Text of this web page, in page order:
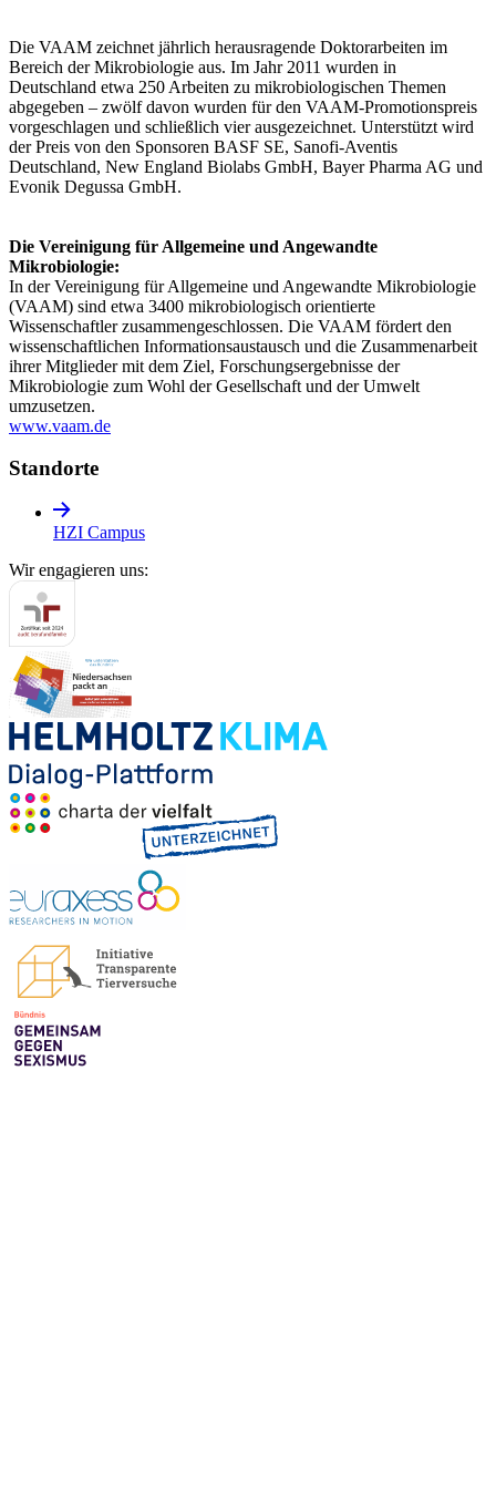
Die VAAM zeichnet jährlich herausragende Doktorarbeiten im
Bereich der Mikrobiologie aus. Im Jahr 2011 wurden in
Deutschland etwa 250 Arbeiten zu mikrobiologischen Themen
abgegeben – zwölf davon wurden für den VAAM-Promotionspreis
vorgeschlagen und schließlich vier ausgezeichnet. Unterstützt wird
der Preis von den Sponsoren BASF SE, Sanofi-Aventis
Deutschland, New England Biolabs GmbH, Bayer Pharma AG und
Evonik Degussa GmbH.
Die Vereinigung für Allgemeine und Angewandte
Mikrobiologie:
In der Vereinigung für Allgemeine und Angewandte Mikrobiologie
(VAAM) sind etwa 3400 mikrobiologisch orientierte
Wissenschaftler zusammengeschlossen. Die VAAM fördert den
wissenschaftlichen Informationsaustausch und die Zusammenarbeit
ihrer Mitglieder mit dem Ziel, Forschungsergebnisse der
Mikrobiologie zum Wohl der Gesellschaft und der Umwelt
umzusetzen.
www.vaam.de
Standorte
HZI Campus
Wir engagieren uns: